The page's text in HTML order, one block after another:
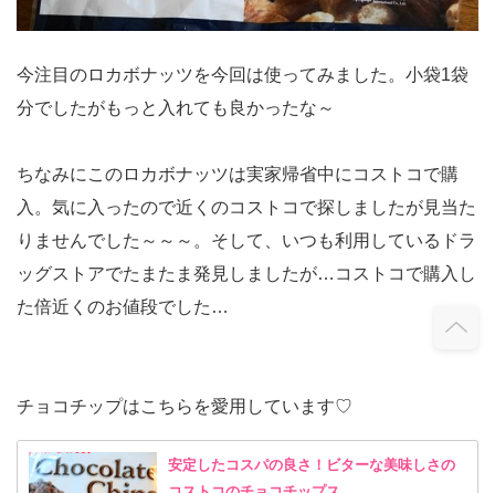
今注目のロカボナッツを今回は使ってみました。小袋1袋
分でしたがもっと入れても良かったな～
ちなみにこのロカボナッツは実家帰省中にコストコで購
入。気に入ったので近くのコストコで探しましたが見当た
りませんでした～～～。そして、いつも利用しているドラ
ッグストアでたまたま発見しましたが…コストコで購入し
た倍近くのお値段でした…
チョコチップはこちらを愛用しています♡
安定したコスパの良さ！ビターな美味しさの